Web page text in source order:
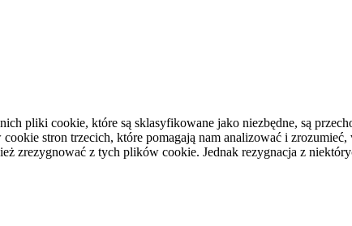
pliki cookie, które są sklasyfikowane jako niezbędne, są
stron trzecich, które pomagają nam analizować i zrozumieć,
zrezygnować z tych plików cookie. Jednak rezygnacja z